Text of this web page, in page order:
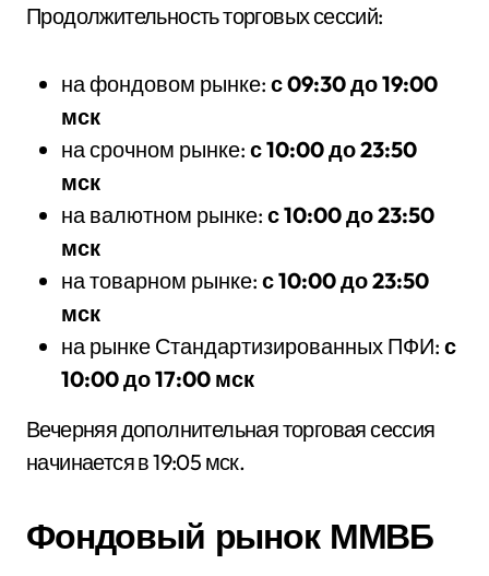
Продолжительность торговых сессий:
на фондовом рынке: с 09:30 до 19:00
мск
на срочном рынке: с 10:00 до 23:50
мск
на валютном рынке: с 10:00 до 23:50
мск
на товарном рынке: с 10:00 до 23:50
мск
на рынке Стандартизированных ПФИ: с
10:00 до 17:00 мск
Вечерняя дополнительная торговая сессия
начинается в 19:05 мск.
Фондовый рынок ММВБ